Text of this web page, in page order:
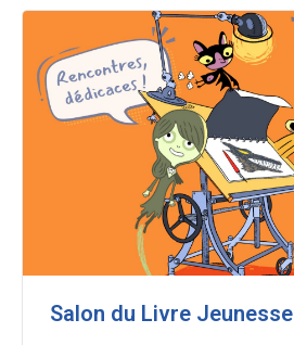
Salon du Livre Jeunesse